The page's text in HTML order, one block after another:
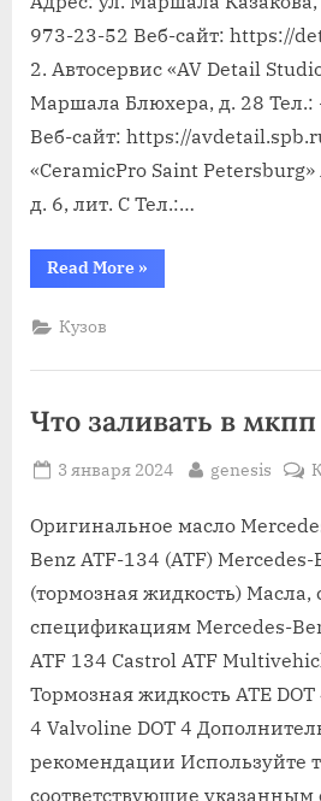
973-23-52 Веб-сайт: https://
2. Автосервис «AV Detail
Маршала Блюхера, д. 28 Тел.:
Веб-сайт: https://
«CeramicPro Saint
д. 6, лит. С Тел.:…
Read More“полировка
кузова
»
Кузов
Что заливать в
Posted
3 января 2024 By
genesis
Оригинальное масло
Benz ATF-134 (ATF) Mercedes-
(тормозная жидкость) Масла,
спецификациям Mercedes-
ATF 134 Castrol ATF
Тормозная жидкость ATE
4 Valvoline DOT 4
рекомендации Используйте
соответствующие